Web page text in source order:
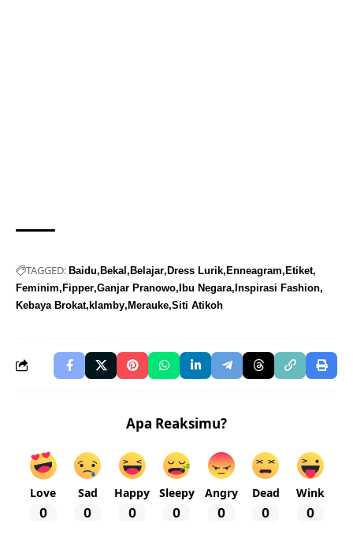
TAGGED: Baidu Bekal Belajar Dress Lurik Enneagram Etiket
Feminim Fipper Ganjar Pranowo Ibu Negara Inspirasi Fashion
Kebaya Brokat klamby Merauke Siti Atikoh
Apa Reaksimu?
Love
0
Sad
0
Happy
0
Sleepy
0
Angry
0
Dead
0
Wink
0